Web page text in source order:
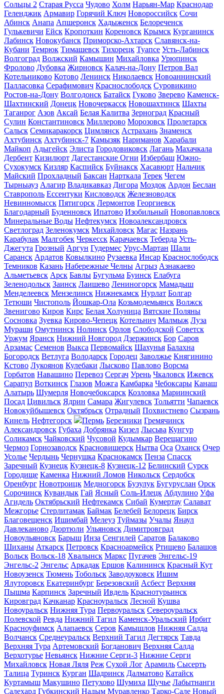
Сольцы 2 Старая Русса Чудово Холм Нарьян-Мар Краснодар
Геленджик Армавир Горячий Ключ Новороссийск Сочи
Абинск Анапа Апшеронск Хадыженск Белореченск
Гулькевичи Ейск Кропоткин Кореновск Крымск Курганинск
Лабинск Новокубанск Приморско-Ахтарск Славянск-на-
Кубани Темрюк Тимашевск Тихорецк Туапсе Усть-Лабинск
Волгоград Волжский Камышин Михайловка Урюпинск
Фролово Дубовка Жирновск Калач-на-Дону Петров Вал
Котельниково Котово Ленинск Николаевск Новоаннинский
Палласовка Серафимович Краснослободск Суровикино
Ростов-на-Дону Волгодонск Батайск Гуково Зверево Каменск-
Шахтинский Донецк Новочеркасск Новошахтинск Шахты
Таганрог Азов Аксай Белая Калитва Зерноград Красный
Сулин Константиновск Миллерово Морозовск Пролетарск
Сальск Семикаракорск Цимлянск Астрахань Знаменск
Ахтубинск Ахтубинск-7 Камызяк Нариманов Харабали
Майкоп Адыгейск Элиста Городовиковск Лагань Махачкала
Дербент Кизилюрт Дагестанские Огни Избербаш Южно-
Сухокумск Кизляр Каспийск Буйнакск Хасавюрт Нальчик
Майский Прохладный Баксан Нарткала Терек Чегем
Тырныауз Алагир Владикавказ Дигора Моздок Ардон Беслан
Ставрополь Ессентуки Кисловодск Железноводск
Невинномысск Пятигорск Лермонтов Георгиевск
Благодарный Буденновск Ипатово Изобильный Новопавловск
Минеральные Воды Нефтекумск Новоалександровск
Светлоград Зеленокумск Михайловск Магас Назрань
Карабулак Малгобек Черкесск Карачаевск Теберда Усть-
Джегута Грозный Аргун Гудермес Урус-Мартан Шали
Саранск Ардатов Ковылкино Рузаевка Инсар Краснослободск
Темников Казань Набережные Челны Агрыз Азнакаево
Альметьевск Арск Бавлы Бугульма Буинск Елабуга
Зеленодольск Заинск Лаишево Лениногорск Мамадыш
Менделеевск Мензелинск Нижнекамск Нурлат Болгар
Тетюши Чистополь Йошкар-Ола Козьмодемьянск Волжск
Звенигово Киров Кирс Белая Холуница Вятские Поляны
Сосновка Зуевка Кирово-Чепецк Котельнич Малмыж Луза
Мураши Омутнинск Нолинск Орлов Слободской Советск
Уржум Яранск Нижний Новгород Дзержинск Бор Саров
Арзамас Семенов Выкса Первомайск Шахунья Балахна
Богородск Ветлуга Володарск Городец Заволжье Княгинино
Кстово Лукоянов Кулебаки Лысково Павлово Ворсма
Горбатов Навашино Перевоз Сергач Урень Чкаловск Ижевск
Сарапул Воткинск Глазов Можга Камбарка Чебоксары Канаш
Алатырь Шумерля Новочебоксарск Козловка Мариинский
Посад Цивильск Ядрин Самара Жигулевск Тольятти Чапаевск
Новокуйбышевск Октябрьск Отрадный Похвистнево Сызрань
Кинель Нефтегорск Пермь Березники Гремячинск
Александровск Губаха Добрянка Кизел Лысьва Кунгур
Соликамск Чайковский Чусовой Кудымкар Верещагино
Чермоз Горнозаводск Красновишерск Нытва Оса Оханск Очер
Усолье Чердынь Чернушка Краснокамск Пенза Спасск
Заречный Кузнецк Кузнецк-8 Кузнецк-12 Белинский Сурск
Городище Каменка Нижний Ломов Никольск Сердобск
Оренбург Новотроицк Медногорск Бузулук Бугуруслан Орск
Сорочинск Кувандык Гай Ясный Соль-Илецк Абдулино Уфа
Агидель Октябрьский Нефтекамск Сибай Кумертау Салават
Межгорье Стерлитамак Баймак Белебей Белорецк Бирск
Благовещенск Ишимбай Мелеуз Туймазы Учалы Янаул
Давлеканово Дюртюли Ульяновск Димитровград
Новоульяновск Барыш Инза Сенгилей Саратов Балаково
Шиханы Аткарск Петровск Красноармейск Ртищево Балашов
Вольск Вольск-18 Хвалынск Маркс Пугачев Энгельс-19
Энгельс-2 Энгельс Аркадак Ершов Калининск Красный Кут
Новоузенск Тюмень Тобольск Заводоуковск Ишим
Ялуторовск Екатеринбург Березовский Асбест Верхняя
Пышма Карпинск Заречный Ивдель Краснотурьинск
Кировград Качканар Красноуральск Лесной Кушва
Новоуральск Нижняя Тура Первоуральск Североуральск
Полевской Ревда Нижний Тагил Каменск-Уральский Ирбит
Красноуфимск Алапаевск Серов Камышлов Нижняя Салда
Волчанск Среднеуральск Верхний Тагил Дегтярск Тавда
Верхняя Тура Артемовский Богданович Верхняя Салда
Верхотурье Невьянск Нижние Серги-3 Нижние Серги
Михайловск Новая Ляля Реж Сухой Лог Арамиль Сысерть
Талица Туринск Курган Шадринск Далматово Катайск
Куртамыш Макушино Петухово Шумиха Щучье Лабытнанги
Салехард Губкинский Надым Муравленко Тарко-Сале Новый